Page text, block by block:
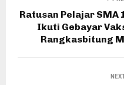
Ratusan Pelajar
Ikuti Gebayar
Rangkasbitung